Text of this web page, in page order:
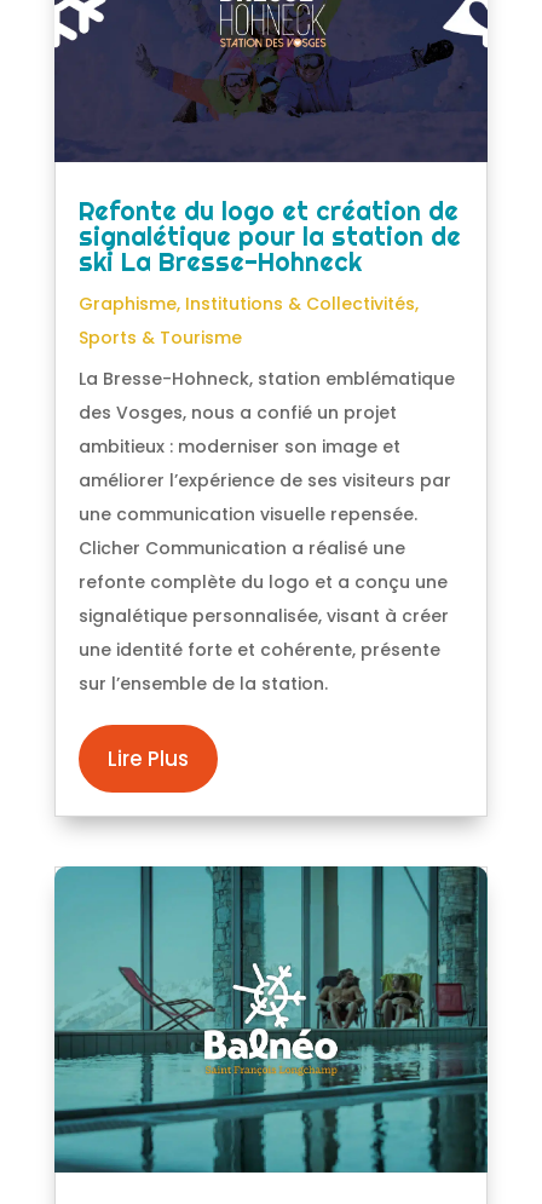
Refonte du logo et création de
signalétique pour la station de
ski La Bresse-Hohneck
Graphisme, Institutions & Collectivités,
Sports & Tourisme
La Bresse-Hohneck, station emblématique
des Vosges, nous a confié un projet
ambitieux : moderniser son image et
améliorer l’expérience de ses visiteurs par
une communication visuelle repensée.
Clicher Communication a réalisé une
refonte complète du logo et a conçu une
signalétique personnalisée, visant à créer
une identité forte et cohérente, présente
sur l’ensemble de la station.
Lire Plus